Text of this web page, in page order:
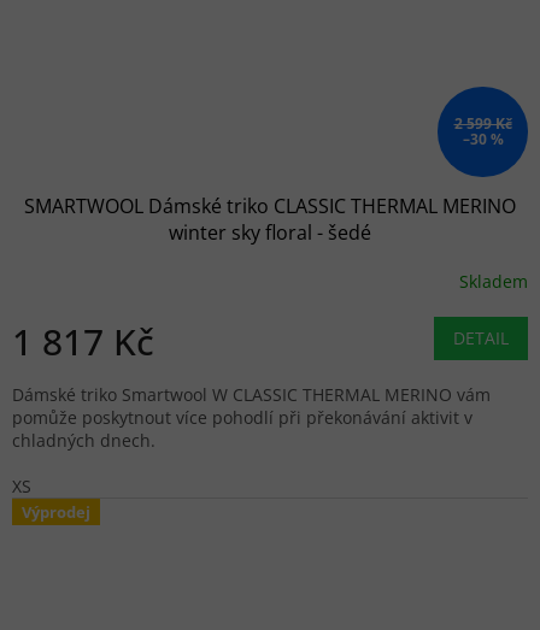
2 599 Kč
–30 %
SMARTWOOL Dámské triko CLASSIC THERMAL MERINO
winter sky floral - šedé
Skladem
1 817 Kč DETAIL
Dámské triko Smartwool W CLASSIC THERMAL MERINO vám
pomůže poskytnout více pohodlí při překonávání aktivit v
chladných dnech.
XS
Výprodej